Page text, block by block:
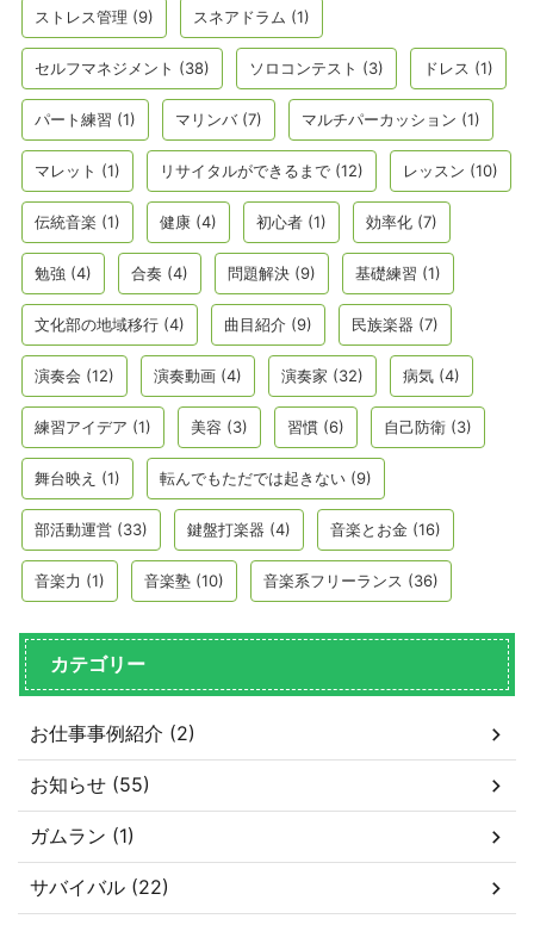
ストレス管理 (9) スネアドラム (1)
セルフマネジメント (38) ソロコンテスト (3) ドレス (1)
パート練習 (1) マリンバ(7) マルチパーカッション (1)
マレット (1) リサイタルができるまで (12) レッスン (10)
伝統音楽 (1) 健康 (4) 初心者 (1) 効率化 (7)
勉強 (4) 合奏 (4) 問題解決 (9) 基礎練習 (1)
文化部の地域移行 (4) 曲目紹介 (9) 民族楽器 (7)
演奏会 (12) 演奏動画 (4) 演奏家 (32) 病気 (4)
練習アイデア (1) 美容 (3) 習慣 (6) 自己防衛 (3)
舞台映え (1) 転んでもただでは起きない (9)
部活動運営 (33) 鍵盤打楽器 (4) 音楽とお金 (16)
音楽力 (1) 音楽塾 (10) 音楽系フリーランス (36)
カテゴリー
お仕事事例紹介 (2)
お知らせ (55)
ガムラン (1)
サバイバル (22)